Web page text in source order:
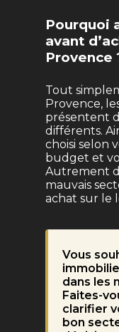
Pourquoi
avant
Provence
Tout
Provence,
présentent
différents.
choisi selon
budget et
Autrement
mauvais
achat sur le
Vous
dans les
Faites-
clarifier
bon